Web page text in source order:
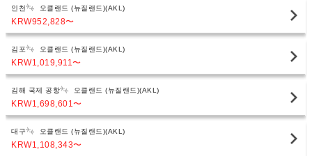
인천 오클랜드 (뉴질랜드)(AKL)
KRW952,828〜
김포 오클랜드 (뉴질랜드)(AKL)
KRW1,019,911 〜
김해 국제 공항 오클랜드 (뉴질랜드)(AKL)
KRW1,698,601 〜
대구 오클랜드 (뉴질랜드)(AKL)
KRW1,108,343〜